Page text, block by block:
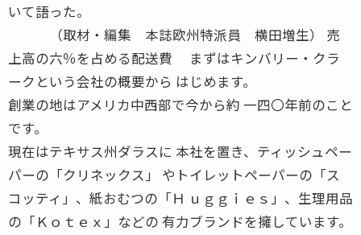
いて語った。
（取材・編集 本誌欧州特派員 横田増生） 売
上高の六％を占める配送費 まずはキンバリー・クラ
ークという会社の概要から はじめます。
創業の地はアメリカ中西部で今から約 一四〇年前のこと
です。
現在はテキサス州ダラスに 本社を置き、ティッシュペー
パーの「クリネックス」 やトイレットペーパーの「ス
コッティ」、紙おむつの「Ｈ ｕｇｇｉｅｓ」、生理用品
の「Ｋｏｔｅｘ」などの 有力ブランドを擁しています。